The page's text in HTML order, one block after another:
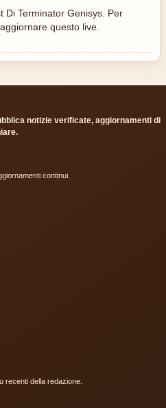
Di Terminator Genisys. Per
questo live.
notizie verificate, aggiornamenti di
continui.
recenti della redazione.